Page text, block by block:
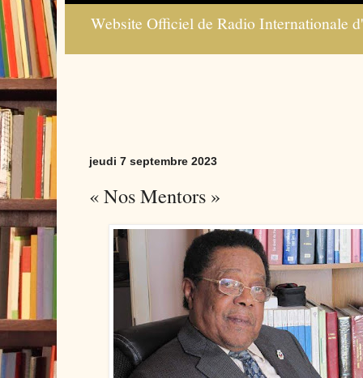
Website Officiel de Radio Internationale
jeudi 7 septembre 2023
« Nos Mentors »